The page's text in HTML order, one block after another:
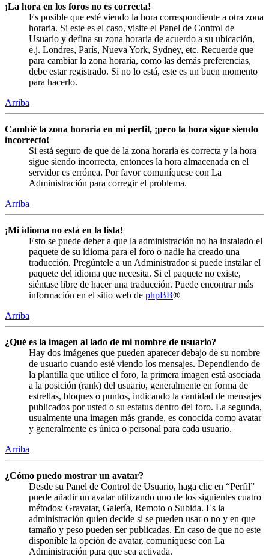
¡La hora en los foros no es correcta!
Es posible que esté viendo la hora correspondiente a otra zona
horaria. Si este es el caso, visite el Panel de Control de
Usuario y defina su zona horaria de acuerdo a su ubicación,
e.j. Londres, París, Nueva York, Sydney, etc. Recuerde que
para cambiar la zona horaria, como las demás preferencias,
debe estar registrado. Si no lo está, este es un buen momento
para hacerlo.
Arriba
Cambié la zona horaria en mi perfil, ¡pero la hora sigue siendo
incorrecto!
Si está seguro de que de la zona horaria es correcta y la hora
sigue siendo incorrecta, entonces la hora almacenada en el
servidor es errónea. Por favor comuníquese con La
Administración para corregir el problema.
Arriba
¡Mi idioma no está en la lista!
Esto se puede deber a que la administración no ha instalado el
paquete de su idioma para el foro o nadie ha creado una
traducción. Pregúntele a un Administrador si puede instalar el
paquete del idioma que necesita. Si el paquete no existe,
siéntase libre de hacer una traducción. Puede encontrar más
información en el sitio web de phpBB®
Arriba
¿Qué es la imagen al lado de mi nombre de usuario?
Hay dos imágenes que pueden aparecer debajo de su nombre
de usuario cuando esté viendo los mensajes. Dependiendo de
la plantilla que utilice el foro, la primera imagen está asociada
a la posición (rank) del usuario, generalmente en forma de
estrellas, bloques o puntos, indicando la cantidad de mensajes
publicados por usted o su estatus dentro del foro. La segunda,
usualmente una imagen más grande, es conocida como avatar
y generalmente es única o personal para cada usuario.
Arriba
¿Cómo puedo mostrar un avatar?
Desde su Panel de Control de Usuario, haga clic en “Perfil”
puede añadir un avatar utilizando uno de los siguientes cuatro
métodos: Gravatar, Galería, Remoto o Subida. Es la
administración quien decide si se pueden usar o no y en que
tamaño y peso pueden ser publicadas. En caso de que no este
disponible la opción de avatar, comuníquese con La
Administración para que sea activada.